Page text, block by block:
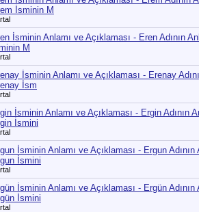
İsminin M
İsminin Anlamı ve Açıklaması - Eren Adının
M
İsminin Anlamı ve Açıklaması - Erenay
İsm
İsminin Anlamı ve Açıklaması - Ergin Adının
İsmini
İsminin Anlamı ve Açıklaması - Ergun Adının
İsmini
İsminin Anlamı ve Açıklaması - Ergün Adının
İsmini